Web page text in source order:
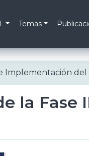
Temas
Implementación del
la